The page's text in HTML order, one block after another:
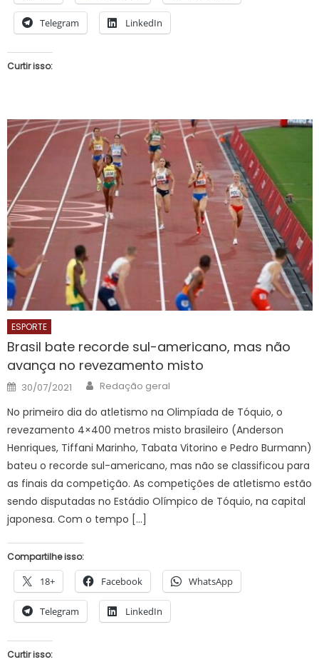
Telegram LinkedIn
Curtir isso:
ESPORTE
Brasil bate recorde sul-americano, mas não
avança no revezamento misto
Posted
on
30/07/2021 Author
Redação geral
No primeiro dia do atletismo na Olimpíada de Tóquio, o
revezamento 4×400 metros misto brasileiro (Anderson
Henriques, Tiffani Marinho, Tabata Vitorino e Pedro Burmann)
bateu o recorde sul-americano, mas não se classificou para
as finais da competição. As competições de atletismo estão
sendo disputadas no Estádio Olímpico de Tóquio, na capital
japonesa. Com o tempo […]
Compartilhe isso:
18+ Facebook WhatsApp
Telegram LinkedIn
Curtir isso: